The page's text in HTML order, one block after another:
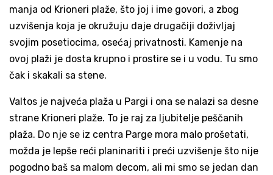
manja od Krioneri plaže, što joj i ime govori, a zbog
uzvišenja koja je okružuju daje drugačiji doživljaj
svojim posetiocima, osećaj privatnosti. Kamenje na
ovoj plaži je dosta krupno i prostire se i u vodu. Tu smo
čak i skakali sa stene.
Valtos je najveća plaža u Pargi i ona se nalazi sa desne
strane Krioneri plaže. To je raj za ljubitelje peščanih
plaža. Do nje se iz centra Parge mora malo prošetati,
možda je lepše reći planinariti i preći uzvišenje što nije
pogodno baš sa malom decom, ali mi smo se jedan dan